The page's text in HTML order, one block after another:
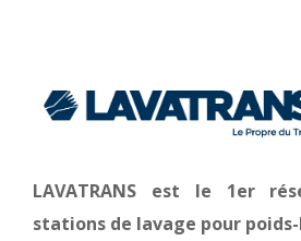
LAVATRANS est le 1er
stations de lavage pour